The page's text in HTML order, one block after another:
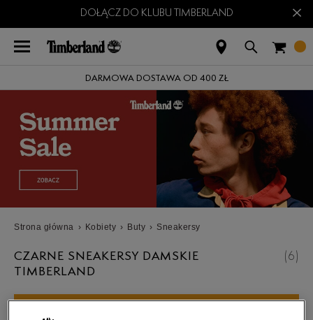
DOŁĄCZ DO KLUBU TIMBERLAND ×
DARMOWA DOSTAWA OD 400 ZŁ
Strona główna › Kobiety › Buty › Sneakersy
CZARNE SNEAKERSY DAMSKIE
TIMBERLAND
(6)